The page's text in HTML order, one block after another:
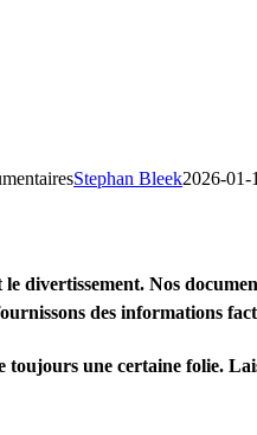
Stephan Bleek2026-01-
divertissement. Nos
des informations
une certaine folie.